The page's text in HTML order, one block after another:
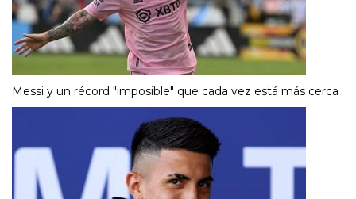
Messi y un récord "imposible" que cada vez está más cerca